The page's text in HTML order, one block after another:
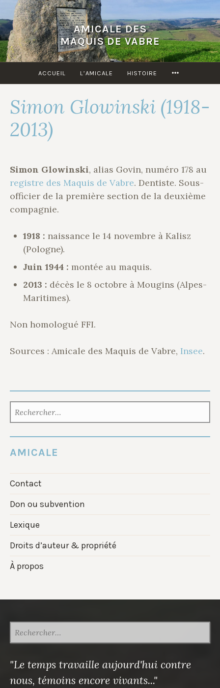
Accéder
au
contenu
principal
AMICALE DES
MAQUIS DE VABRE
ACCUEIL L’AMICALE HISTOIRE
Simon Glowinski (1918-
2013)
Simon Glowinski, alias Govin, numéro 178 au
registre des Maquis de Vabre. Dentiste. Sous-
officier de la première section de la deuxième
compagnie.
1918 : naissance le 14 novembre à Kalisz
(Pologne).
Juin 1944 : montée au maquis.
2013 : décès le 8 octobre à Mougins (Alpes-
Maritimes).
Non homologué FFI.
Sources : Amicale des Maquis de Vabre, Insee.
AMICALE
Contact
Don ou subvention
Lexique
Droits d’auteur & propriété
À propos
"Le temps travaille aujourd'hui contre
nous, témoins encore vivants..."